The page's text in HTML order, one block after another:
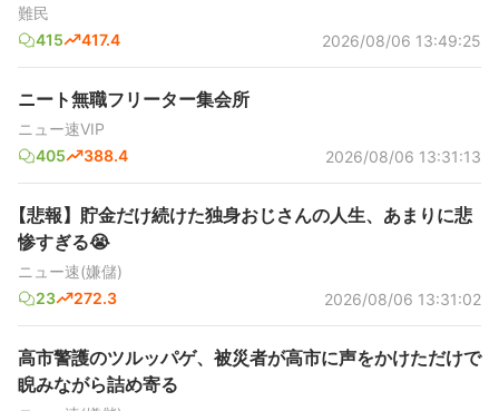
難民
415
417.4 2026/08/06 13:49:25
ニート無職フリーター集会所
ニュー速VIP
405
388.4 2026/08/06 13:31:13
【悲報】貯金だけ続けた独身おじさんの人生、あまりに悲
惨すぎる😭
ニュー速(嫌儲)
23
272.3 2026/08/06 13:31:02
高市警護のツルッパゲ、被災者が高市に声をかけただけで
睨みながら詰め寄る